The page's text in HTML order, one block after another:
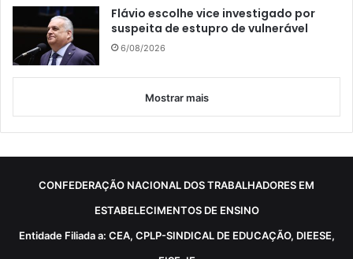
Flávio escolhe vice investigado por
suspeita de estupro de vulnerável
6/08/2026
Mostrar mais
CONFEDERAÇÃO NACIONAL DOS TRABALHADORES EM
ESTABELECIMENTOS DE ENSINO
Entidade Filiada a: CEA, CPLP-SINDICAL DE EDUCAÇÃO, DIEESE,